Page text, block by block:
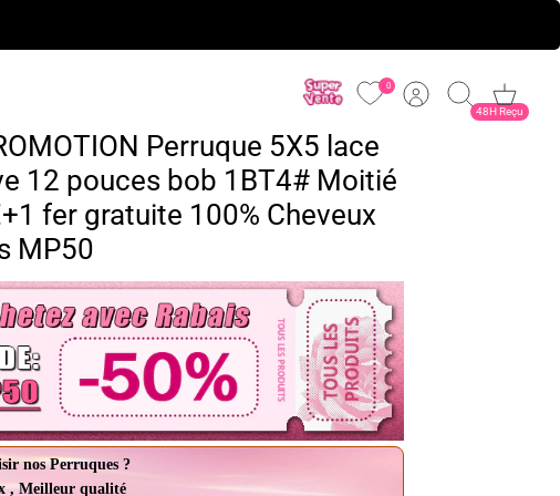
48H Reçu
0
CuentaBuscar Carrito
Perruque 5X5 lace
12 pouces bob 1BT4# Moitié
fer gratuite 100% Cheveux
MP50
nos Perruques ?
, Meilleur qualité